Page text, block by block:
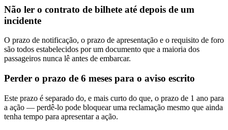
Não ler o contrato de bilhete até depois de um
incidente
O prazo de notificação, o prazo de apresentação e o requisito de foro
são todos estabelecidos por um documento que a maioria dos
passageiros nunca lê antes de embarcar.
Perder o prazo de 6 meses para o aviso escrito
Este prazo é separado do, e mais curto do que, o prazo de 1 ano para
a ação — perdê-lo pode bloquear uma reclamação mesmo que ainda
tenha tempo para apresentar a ação.